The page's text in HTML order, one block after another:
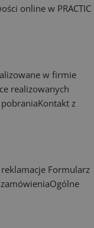
online w PRACTIC
w firmie
realizowanych
Kontakt z
Formularz
Ogólne